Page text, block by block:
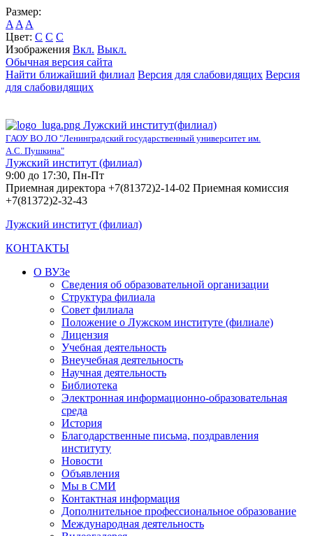
Размер:
A A A
Цвет: C C C
Изображения Вкл. Выкл.
Обычная версия сайта
Найти ближайший филиал Версия для слабовидящих Версия
для слабовидящих
Лужский институт(филиал)
ГАОУ ВО ЛО "Ленинградский государственный университет им.
А.С. Пушкина"
Лужский институт (филиал)
9:00 до 17:30, Пн-Пт
Приемная директора +7(81372)2-14-02 Приемная комиссия
+7(81372)2-32-43
Лужский институт (филиал)
КОНТАКТЫ
О ВУЗе
Сведения об образовательной организации
Структура филиала
Совет филиала
Положение о Лужском институте (филиале)
Лицензия
Учебная деятельность
Внеучебная деятельность
Научная деятельность
Библиотека
Электронная информационно-образовательная
среда
История
Благодарственные письма, поздравления
институту
Новости
Объявления
Мы в СМИ
Контактная информация
Дополнительное профессиональное образование
Международная деятельность